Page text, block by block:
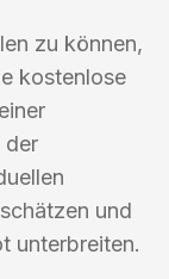
zu können,
kostenlose
der
und
unterbreiten.